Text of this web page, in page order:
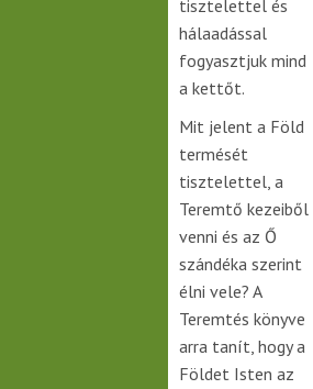
tisztelettel és
hálaadással
fogyasztjuk mind
a kettőt.
Mit jelent a Föld
termését
tisztelettel, a
Teremtő kezeiből
venni és az Ő
szándéka szerint
élni vele? A
Teremtés könyve
arra tanít, hogy a
Földet Isten az